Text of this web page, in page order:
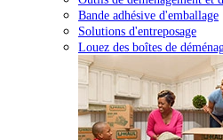
Bande adhésive d'emballage
Solutions d'entreposage
Louez des boîtes de